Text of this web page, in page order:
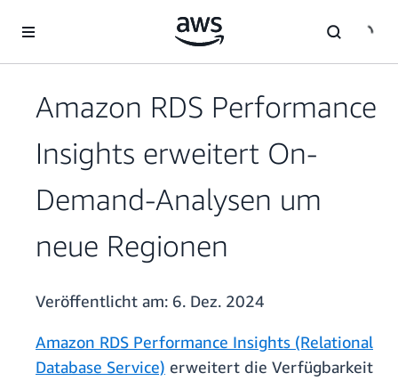
Überspringen zum Hauptinhalt
Amazon RDS Performance
Insights erweitert On-
Demand-Analysen um
neue Regionen
Veröffentlicht am: 6. Dez. 2024
Amazon RDS Performance Insights (Relational
Database Service) erweitert die Verfügbarkeit